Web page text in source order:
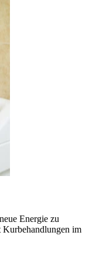
Energie zu
Kurbehandlungen im